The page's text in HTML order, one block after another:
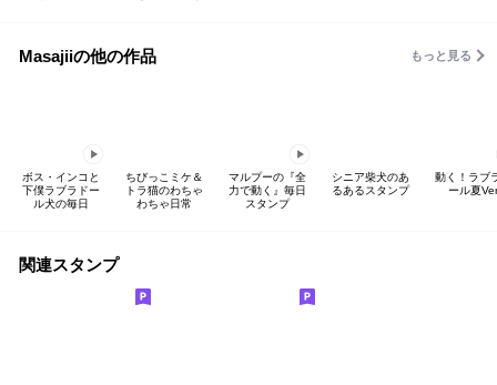
Masajiiの他の作品 もっと見る
ボス・インコと
下僕ラブラドー
ル犬の毎日
ちびっこミケ＆
トラ猫のわちゃ
わちゃ日常
マルプーの『全
力で動く』毎日
スタンプ
シニア柴犬のあ
るあるスタンプ
動く！ラブ
ール夏
関連スタンプ